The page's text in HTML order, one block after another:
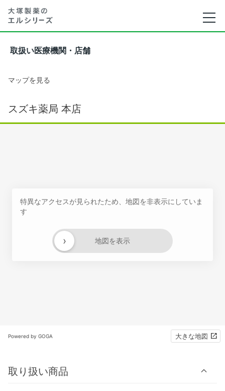
取扱い医療機関・店舗
マップを見る
スズキ薬局 本店
特異なアクセスが見られたため、地図を非表示にしていま
す
地図を表示
›
Powered by GOGA 大きな地図
取り扱い商品